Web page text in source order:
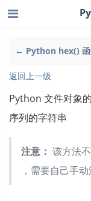
← Python hex()
返回上一级
Python 文件对象的
序列的字符串
注意： 该方法
，需要自己手